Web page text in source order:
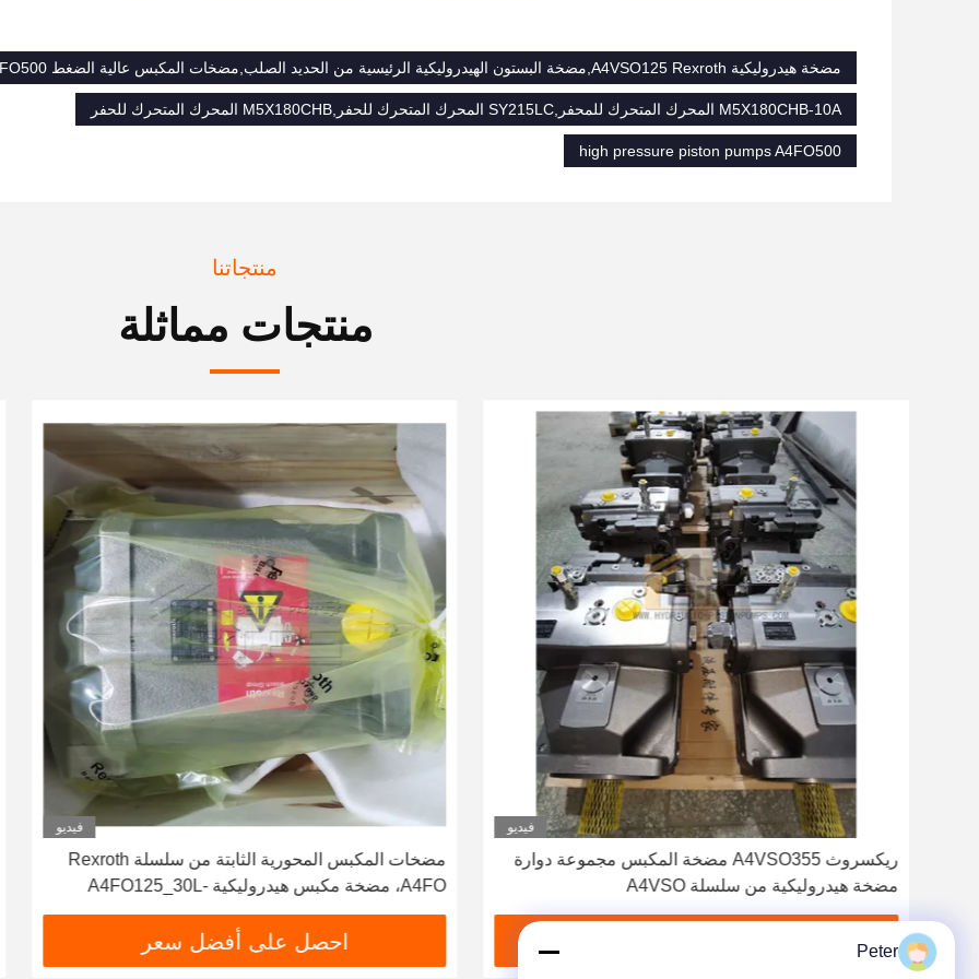
مضخة هيدروليكية A4VSO125 Rexroth,مضخة البستون الهيدروليكية الرئيسية من الحديد الصلب,مضخات المكبس عالية الضغط A4FO500
M5X180CHB-10A المحرك المتحرك للمحفر,SY215LC المحرك المتحرك للحفر,M5X180CHB المحرك المتحرك للحفر
high pressure piston pumps A4FO500
منتجاتنا
منتجات مماثلة
فيديو
ريكسروث A4VSO355 مضخة المكبس مجموعة دوارة
مضخة هيدروليكية من سلسلة A4VSO
فيديو
مضخات المكبس المحورية الثابتة من سلسلة Rexroth
A4FO، مضخة مكبس هيدروليكية A4FO125_30L-
PZB25U33، قطعة غيار مضخة هيدروليكية
A4FO125_30R-PPB25N00 A4FO22 A4FO28
A4FO40 A4FO71 A4FO125
احصل على أفضل سعر Peter